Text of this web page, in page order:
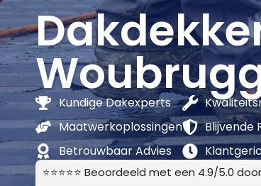
Kundige Dakexperts
Maatwerkoplossingen
Betrouwbaar Advies
Blijvende
⭐⭐⭐⭐⭐ Beoordeeld met een 4.9/5.0